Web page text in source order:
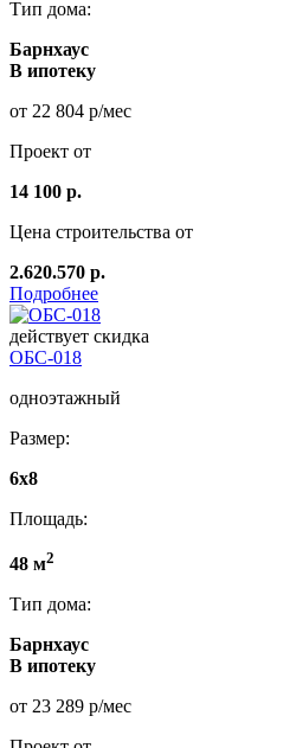
Тип дома:
Барнхаус
В ипотеку
от 22 804 р/мес
Проект от
14 100 р.
Цена строительства от
2.620.570 р.
Подробнее
действует скидка
ОБС-018
одноэтажный
Размер:
6х8
Площадь:
48 м2
Тип дома:
Барнхаус
В ипотеку
от 23 289 р/мес